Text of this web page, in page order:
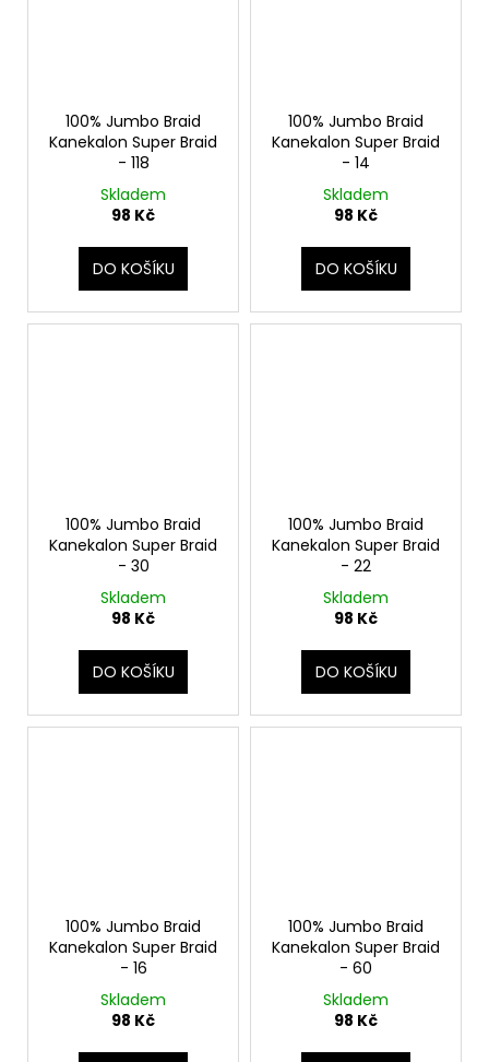
100% Jumbo Braid
Kanekalon Super Braid
- 118
Skladem
98 Kč
DO KOŠÍKU
100% Jumbo Braid
Kanekalon Super Braid
- 14
Skladem
98 Kč
DO KOŠÍKU
100% Jumbo Braid
Kanekalon Super Braid
- 30
Skladem
98 Kč
DO KOŠÍKU
100% Jumbo Braid
Kanekalon Super Braid
- 22
Skladem
98 Kč
DO KOŠÍKU
100% Jumbo Braid
Kanekalon Super Braid
- 16
Skladem
98 Kč
100% Jumbo Braid
Kanekalon Super Braid
- 60
Skladem
98 Kč